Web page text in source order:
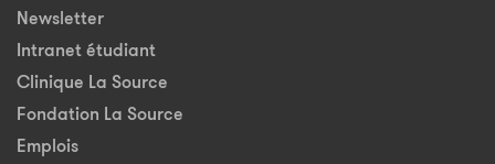
Newsletter
Intranet étudiant
Clinique La Source
Fondation La Source
Emplois